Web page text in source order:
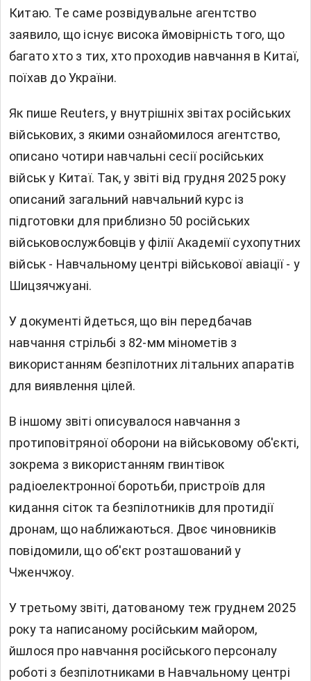
Китаю. Те саме розвідувальне агентство
заявило, що існує висока ймовірність того, що
багато хто з тих, хто проходив навчання в Китаї,
поїхав до України.
Як пише Reuters, у внутрішніх звітах російських
військових, з якими ознайомилося агентство,
описано чотири навчальні сесії російських
військ у Китаї. Так, у звіті від грудня 2025 року
описаний загальний навчальний курс із
підготовки для приблизно 50 російських
військовослужбовців у філії Академії сухопутних
військ - Навчальному центрі військової авіації - у
Шицзячжуані.
У документі йдеться, що він передбачав
навчання стрільбі з 82-мм мінометів з
використанням безпілотних літальних апаратів
для виявлення цілей.
В іншому звіті описувалося навчання з
протиповітряної оборони на військовому об'єкті,
зокрема з використанням гвинтівок
радіоелектронної боротьби, пристроїв для
кидання сіток та безпілотників для протидії
дронам, що наближаються. Двоє чиновників
повідомили, що об'єкт розташований у
Чженчжоу.
У третьому звіті, датованому теж груднем 2025
року та написаному російським майором,
йшлося про навчання російського персоналу
роботі з безпілотниками в Навчальному центрі